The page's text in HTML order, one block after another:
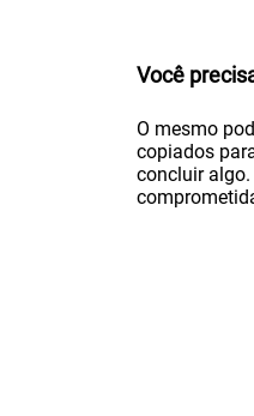
Você
O mesmo
copiados
concluir algo.